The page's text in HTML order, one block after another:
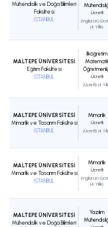
Mühendislik ve Doğa Bilimleri
Fakültesi
İSTANBUL
Ücretli
(İngilizce)
(4 Yıllık)
MALTEPE ÜNİVERSİTESİ
Eğitim Fakültesi
İSTANBUL
İlköğretim
Ücretli
(Ücretli) (4
MALTEPE ÜNİVERSİTESİ
Mimarlık ve Tasarım Fakültesi
İSTANBUL
Mimarlık
Ücretli
(Ücretli) (4
MALTEPE ÜNİVERSİTESİ
Mimarlık ve Tasarım Fakültesi
İSTANBUL
Mimarlık
Ücretli
(İngilizce)
(4 Yıllık)
MALTEPE ÜNİVERSİTESİ
Mühendislik ve Doğa Bilimleri
Yazılım